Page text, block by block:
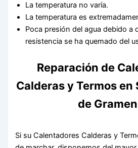
La temperatura no varía.
La temperatura es
Poca presión del agua debido a
resistencia se ha quemado del
Reparación de
Calderas y Termos en
de
Si su Calentadores Calderas y